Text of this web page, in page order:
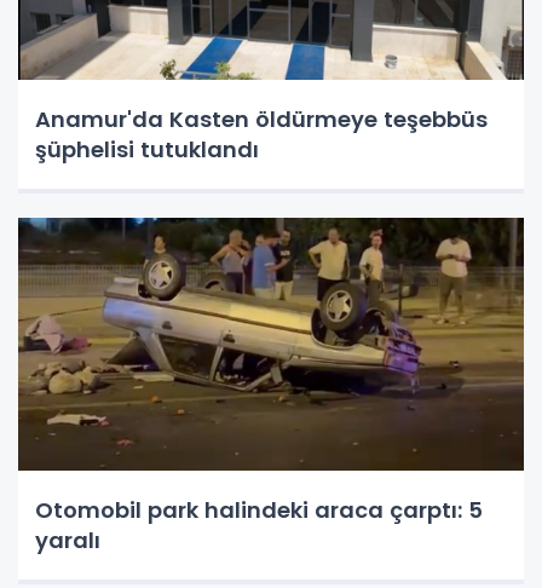
Anamur'da Kasten öldürmeye teşebbüs
şüphelisi tutuklandı
Otomobil park halindeki araca çarptı: 5
yaralı